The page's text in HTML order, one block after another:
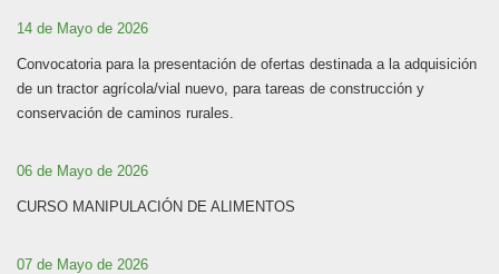
14 de Mayo de 2026
Convocatoria para la presentación de ofertas destinada a la adquisición
de un tractor agrícola/vial nuevo, para tareas de construcción y
conservación de caminos rurales.
06 de Mayo de 2026
CURSO MANIPULACIÓN DE ALIMENTOS
07 de Mayo de 2026